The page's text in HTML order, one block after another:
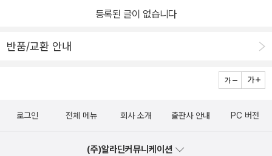
등록된 글이 없습니다
반품/교환 안내
로그인 전체 메뉴 회사 소개 출판사 안내 PC 버전
(주)알라딘커뮤니케이션